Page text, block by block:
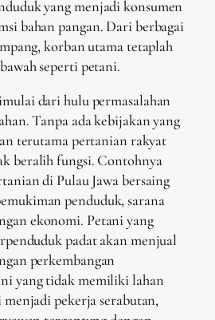
yang menjadi konsumen
bahan pangan. Dari berbagai
korban utama tetaplah
seperti petani.
dari hulu permasalahan
Tanpa ada kebijakan yang
terutama pertanian rakyat
beralih fungsi. Contohnya
di Pulau Jawa bersaing
penduduk, sarana
ekonomi. Petani yang
padat akan menjual
perkembangan
yang tidak memiliki lahan
pekerja serabutan,